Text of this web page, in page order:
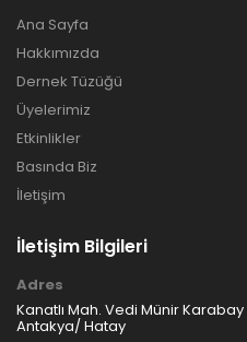
Ana Sayfa
Hakkımızda
Dernek Tüzüğü
Üyelerimiz
Etkinlikler
Basında Biz
İletişim
İletişim Bilgileri
Adres
Kanatlı Mah. Vedi Münir
Antakya/ Hatay